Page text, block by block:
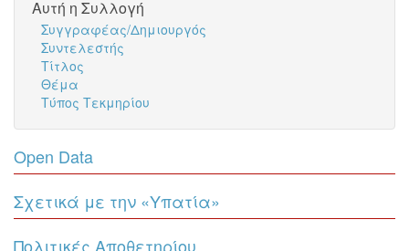
Αυτή η Συλλογή
Συγγραφέας/Δημιουργός
Συντελεστής
Τίτλος
Θέμα
Τύπος Τεκμηρίου
Open Data
Σχετικά με την «Υπατία»
Πολιτικές Αποθετηρίου